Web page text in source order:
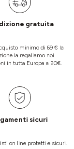
gratuita
minimo di 69 € la
la regaliamo noi.
in tutta Europa a 20€.
sicuri
on line protetti e sicuri.